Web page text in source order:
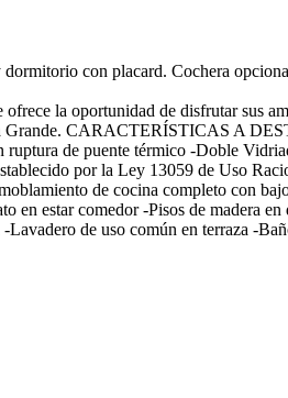
con placard. Cochera
la oportunidad de disfrutar sus
CARACTERÍSTICAS A
de puente térmico -Doble
por la Ley 13059 de Uso
de cocina completo con
en estar comedor -Pisos de madera
de uso común en terraza -